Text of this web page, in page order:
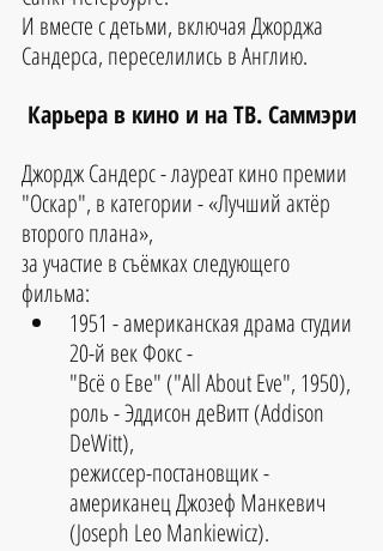
И вместе с детьми, включая Джорджа
Сандерса, переселились в Англию.
Карьера в кино и на ТВ. Саммэри
Джордж Сандерс - лауреат кино премии
"Оскар", в категории - «Лучший актёр
второго плана»,
за участие в съёмках следующего
фильма:
1951 - американская драма студии
20-й век Фокс -
"Всё о Еве" ("All About Eve", 1950),
роль - Эддисон деВитт (Addison
DeWitt),
режиссер-постановщик -
американец Джозеф Манкевич
(Joseph Leo Mankiewicz).